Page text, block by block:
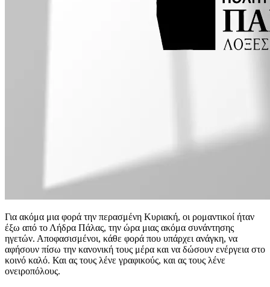
Για ακόμα μια φορά την περασμένη Κυριακή, οι ρομαντικοί ήταν
έξω από το Λήδρα Πάλας, την ώρα μιας ακόμα συνάντησης
ηγετών. Αποφασισμένοι, κάθε φορά που υπάρχει ανάγκη, να
αφήσουν πίσω την κανονική τους μέρα και να δώσουν ενέργεια στο
κοινό καλό. Και ας τους λένε γραφικούς, και ας τους λένε
ονειροπόλους.